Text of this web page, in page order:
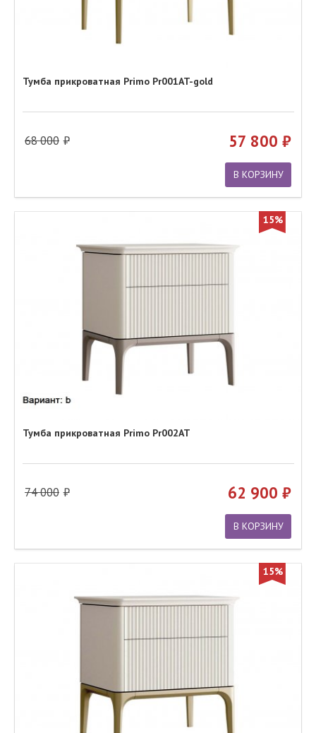
Тумба прикроватная Primo Pr001AT-gold
68 000 57 800
В КОРЗИНУ
15%
Тумба прикроватная Primo Pr002AT
74 000 62 900
В КОРЗИНУ
15%